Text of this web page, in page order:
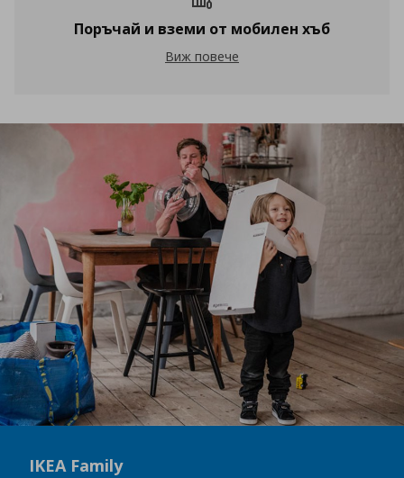
Поръчай и вземи от мобилен хъб
Поръчай и вземи от мобилен хъб
Виж повече
IKEA Family